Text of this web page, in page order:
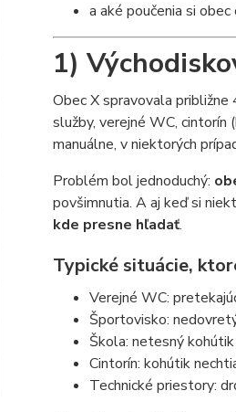
a aké poučenia si obec
1)
Obec X spravovala
služby, verejné WC, cintorín
manuálne, v niektorých
Problém bol jednoduchý:
povšimnutia. A aj keď si
kde presne hľadať.
Typické situácie,
Verejné WC:
Športovisko:
Škola: netesný
Cintorín: kohútik
Technické priestory: